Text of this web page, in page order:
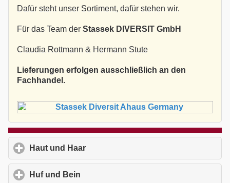
Dafür steht unser Sortiment, dafür stehen wir.
Für das Team der Stassek DIVERSIT GmbH
Claudia Rottmann & Hermann Stute
Lieferungen erfolgen ausschließlich an den
Fachhandel.
Haut und Haar
Huf und Bein